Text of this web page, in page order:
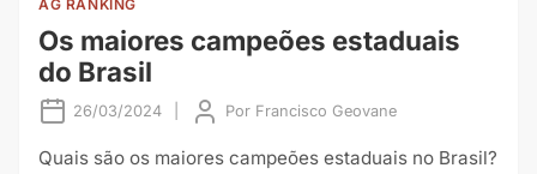
AG RANKING
Os maiores campeões estaduais
do Brasil
26/03/2024 Por Francisco Geovane
Quais são os maiores campeões estaduais no Brasil?